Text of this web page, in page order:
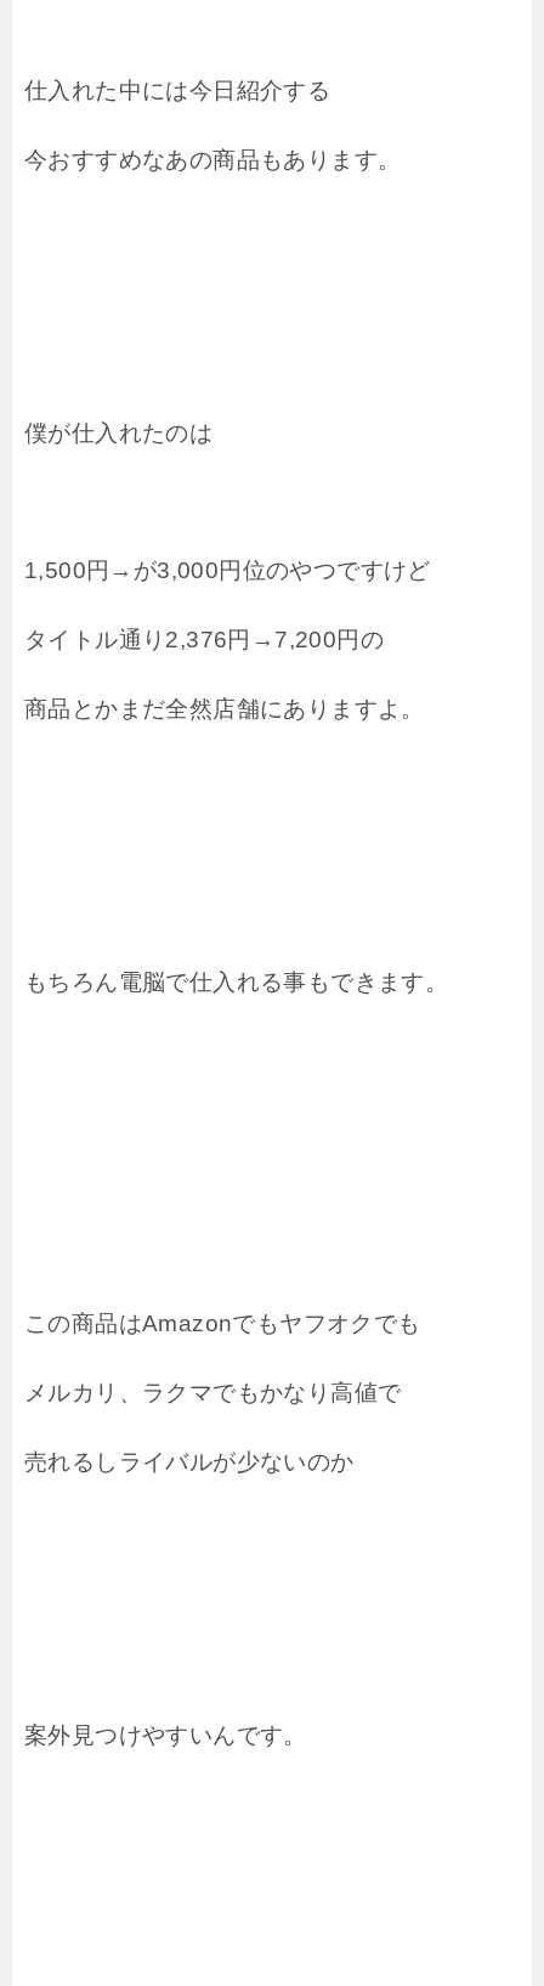
仕入れた中には今日紹介する
今おすすめなあの商品もあります。
僕が仕入れたのは
1,500円→が3,000円位のやつですけど
タイトル通り2,376円→7,200円の
商品とかまだ全然店舗にありますよ。
もちろん電脳で仕入れる事もできます。
この商品はAmazonでもヤフオクでも
メルカリ、ラクマでもかなり高値で
売れるしライバルが少ないのか
案外見つけやすいんです。